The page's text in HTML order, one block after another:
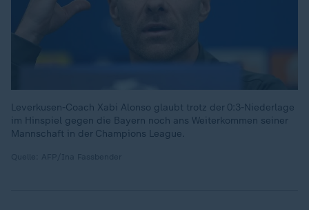
Leverkusen-Coach Xabi Alonso glaubt trotz der 0:3-Niederlage
im Hinspiel gegen die Bayern noch ans Weiterkommen seiner
Mannschaft in der Champions League.